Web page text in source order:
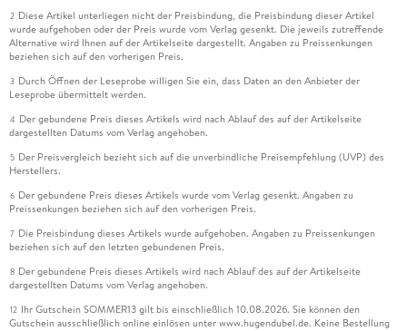
2 Diese Artikel unterliegen nicht der Preisbindung, die Preisbindung dieser Artikel
wurde aufgehoben oder der Preis wurde vom Verlag gesenkt. Die jeweils zutreffende
Alternative wird Ihnen auf der Artikelseite dargestellt. Angaben zu Preissenkungen
beziehen sich auf den vorherigen Preis.
3 Durch Öffnen der Leseprobe willigen Sie ein, dass Daten an den Anbieter der
Leseprobe übermittelt werden.
4 Der gebundene Preis dieses Artikels wird nach Ablauf des auf der Artikelseite
dargestellten Datums vom Verlag angehoben.
5 Der Preisvergleich bezieht sich auf die unverbindliche Preisempfehlung (UVP) des
Herstellers.
6 Der gebundene Preis dieses Artikels wurde vom Verlag gesenkt. Angaben zu
Preissenkungen beziehen sich auf den vorherigen Preis.
7 Die Preisbindung dieses Artikels wurde aufgehoben. Angaben zu Preissenkungen
beziehen sich auf den letzten gebundenen Preis.
8 Der gebundene Preis dieses Artikels wird nach Ablauf des auf der Artikelseite
dargestellten Datums vom Verlag angehoben.
12 Ihr Gutschein SOMMER13 gilt bis einschließlich 10.08.2026. Sie können den
Gutschein ausschließlich online einlösen unter www.hugendubel.de. Keine Bestellung